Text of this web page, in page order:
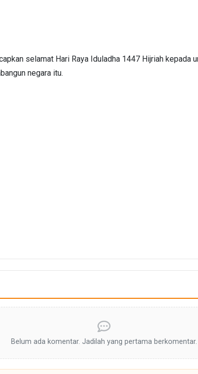
selamat Hari Raya Iduladha 1447 Hijriah kepada
negara itu.
Belum ada komentar. Jadilah yang pertama berkomentar.